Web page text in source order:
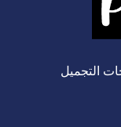
التجميل